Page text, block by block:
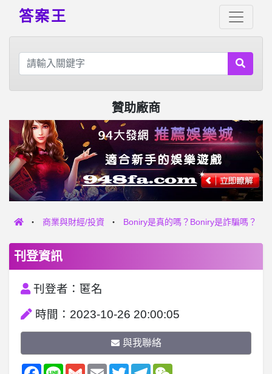
答案王
贊助廠商
商業與財經/投資 Boniry是真的嗎？Boniry是詐騙嗎？
刊登資訊
刊登者：匿名
時間：2023-10-26 20:00:05
與我聯絡
Facebook
Line GmailEmail TwitterTelegramWeChat